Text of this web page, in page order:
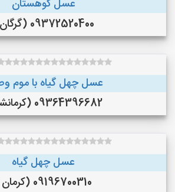
عسل کوهستان
09372520400 (گرگان )
عسل چهل گیاه با موم
09364396682 (کرمانشاه )
عسل چهل گیاه
09196700310 (کرمان )